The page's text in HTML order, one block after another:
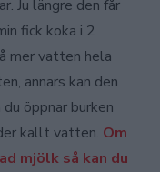
Ju längre den får
fick koka i 2
mer vatten hela
annars kan den
öppnar burken
kallt vatten. Om
mjölk så kan du